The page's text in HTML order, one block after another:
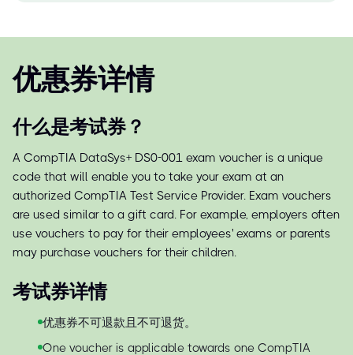
优惠券详情
什么是考试券？
A CompTIA DataSys+ DS0-001 exam voucher is a unique
code that will enable you to take your exam at an
authorized CompTIA Test Service Provider. Exam vouchers
are used similar to a gift card. For example, employers often
use vouchers to pay for their employees' exams or parents
may purchase vouchers for their children.
考试券详情
优惠券不可退款且不可退货。
One voucher is applicable towards one CompTIA